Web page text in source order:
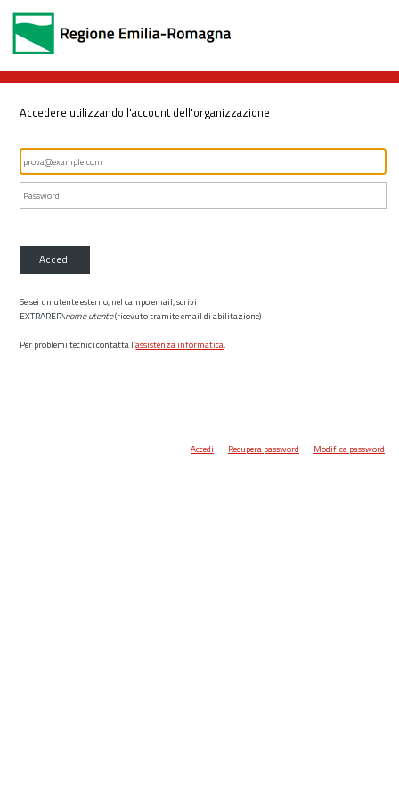
Accedere utilizzando l'account dell'organizzazione
Accedi
Se sei un utente esterno, nel campo email, scrivi
EXTRARER\nome utente(ricevuto tramite email di abilitazione)
Per problemi tecnici contatta l’assistenza informatica.
Accedi Recupera password Modifica password